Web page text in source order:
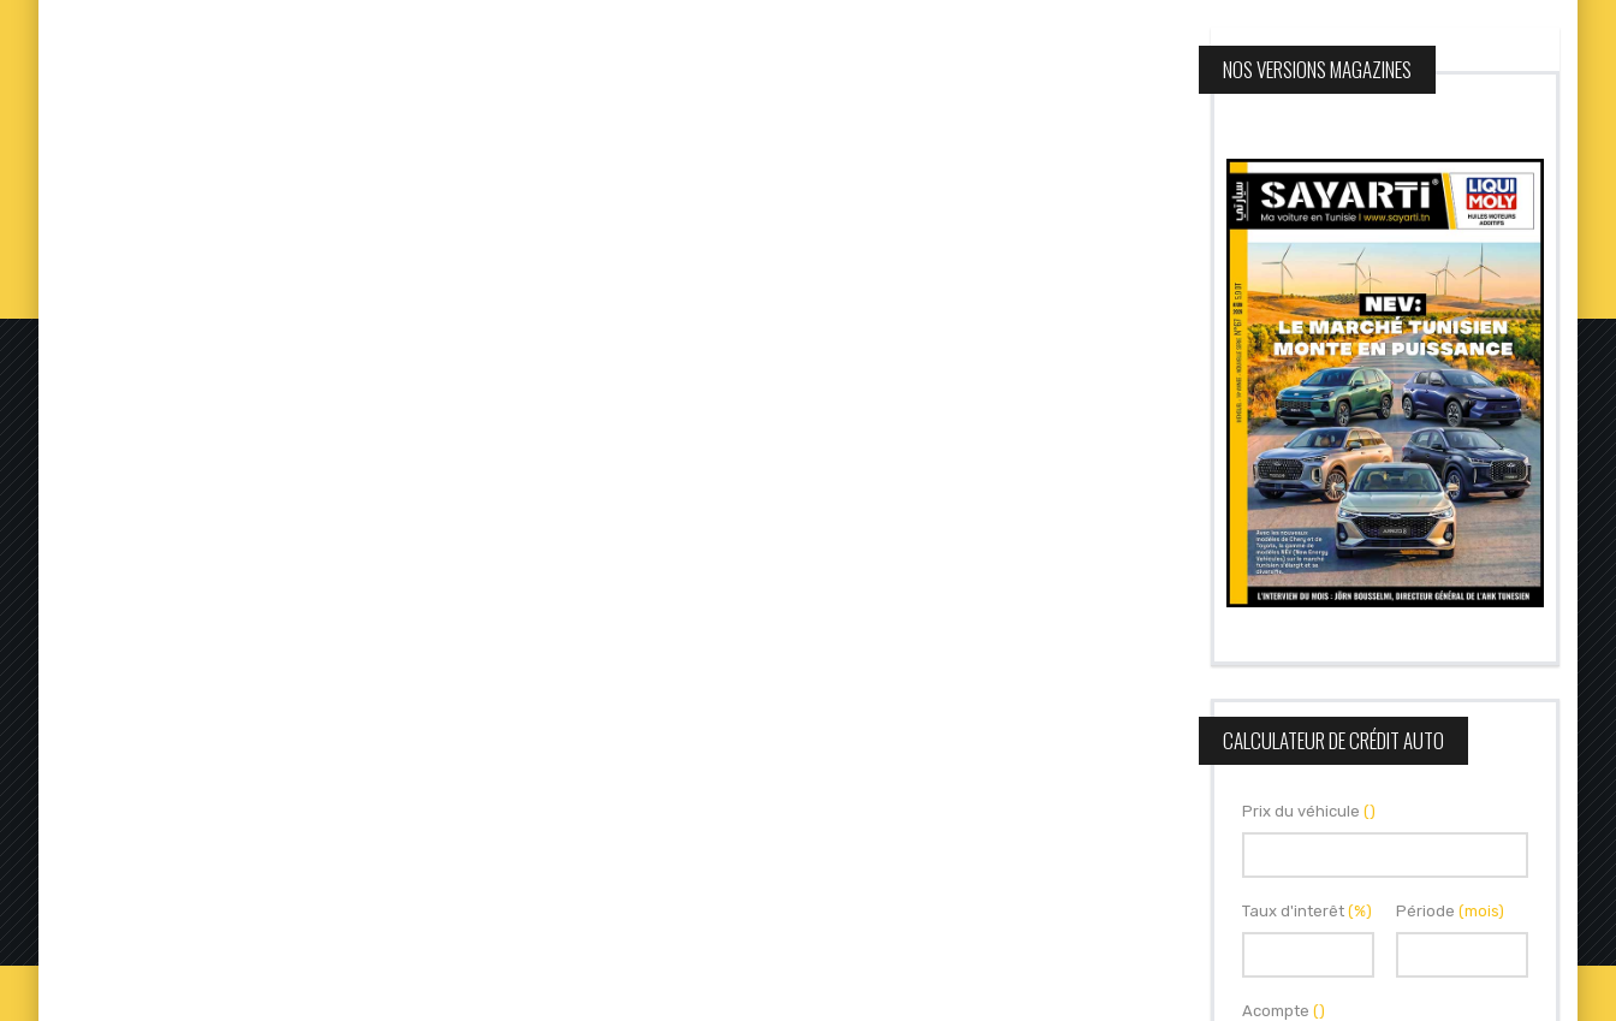
NOS VERSIONS MAGAZINES
CALCULATEUR DE CRÉDIT AUTO
Prix du véhicule ()
Taux d'interêt (%) Période (mois)
Acompte ()